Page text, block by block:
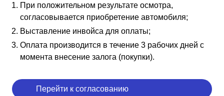
При положительном результате осмотра,
согласовывается приобретение автомобиля;
Выставление инвойса для оплаты;
Оплата производится в течение 3 рабочих дней с
момента внесение залога (покупки).
Перейти к согласованию